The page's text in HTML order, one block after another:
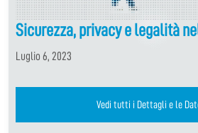
Sicurezza, privacy e legalità
Luglio 6, 2023
Vedi tutti i Dettagli e le